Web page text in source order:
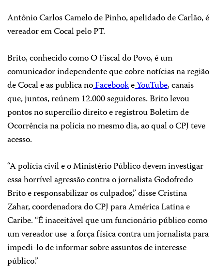
Antônio Carlos Camelo de Pinho, apelidado de Carlão, é
vereador em Cocal pelo PT.
Brito, conhecido como O Fiscal do Povo, é um
comunicador independente que cobre notícias na região
de Cocal e as publica noFacebookeYouTube, canais
que, juntos, reúnem 12.000 seguidores. Brito levou
pontos no supercílio direito e registrou Boletim de
Ocorrência na polícia no mesmo dia, ao qual o CPJ teve
acesso.
“A polícia civil e o Ministério Público devem investigar
essa horrível agressão contra o jornalista Godofredo
Brito e responsabilizar os culpados,” disse Cristina
Zahar, coordenadora do CPJ para América Latina e
Caribe. “É inaceitável que um funcionário público como
um vereador use a força física contra um jornalista para
impedi-lo de informar sobre assuntos de interesse
público.”